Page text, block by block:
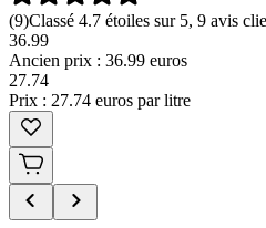
(9)Classé 4.7 étoiles sur 5, 9 avis
36.99
Ancien prix : 36.99 euros
27.74
Prix : 27.74 euros par litre